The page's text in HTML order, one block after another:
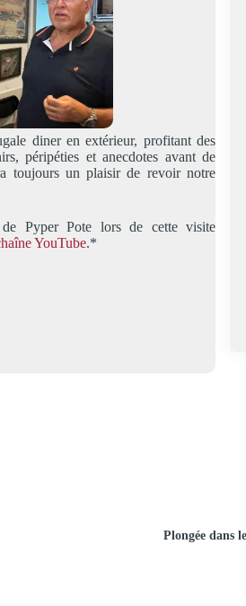
diner en extérieur, profitant des
péripéties et anecdotes avant de
toujours un plaisir de revoir notre
Pyper Pote lors de cette visite
YouTube.*
Plongée dans